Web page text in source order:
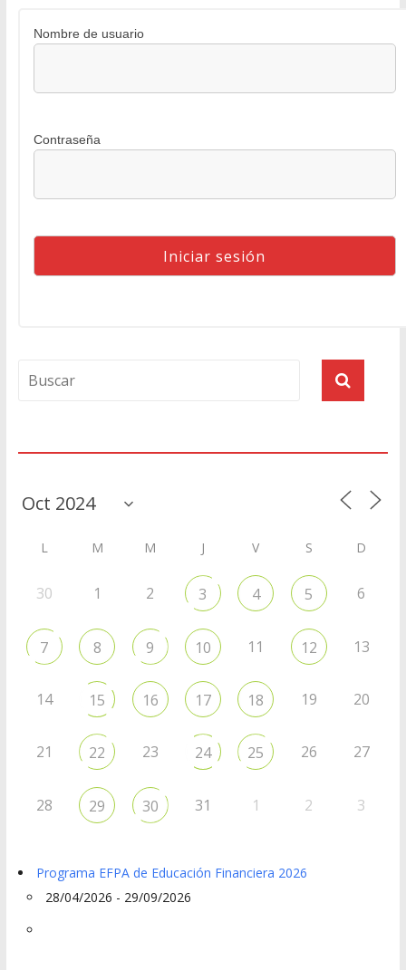
Nombre de usuario
Contraseña
L M M J V S D
30 1 2 3 4 5 6
7 8 9 10 11 12 13
14 15 16 17 18 19 20
21 22 23 24 25 26 27
28 29 30 31 1 2 3
Programa EFPA de Educación Financiera 2026
28/04/2026 - 29/09/2026